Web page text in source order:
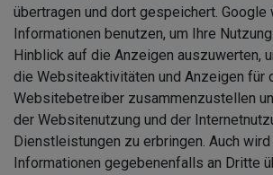
übertragen und dort gespeichert. Google
Informationen benutzen, um Ihre
Hinblick auf die Anzeigen auszuwerten,
die Websiteaktivitäten und Anzeigen für
Websitebetreiber zusammenzustellen
der Websitenutzung und der
Dienstleistungen zu erbringen. Auch
Informationen gegebenenfalls an Dritte